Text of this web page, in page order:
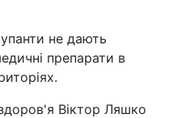
Війна
Політика
не дають
препарати в
Віктор Ляшко